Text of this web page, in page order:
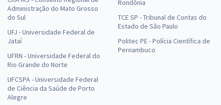
Administração do Mato Grosso
do Sul
UFJ - Universidade Federal de
Jataí
UFRN - Universidade Federal do
Rio Grande do Norte
UFCSPA - Universidade Federal
de Ciência da Saúde de Porto
Alegre
Rondônia
TCE SP - Tribunal de Contas do
Estado de São Paulo
Politec PE - Polícia Científica de
Pernambuco